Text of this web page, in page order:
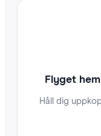
Flyget
Håll dig